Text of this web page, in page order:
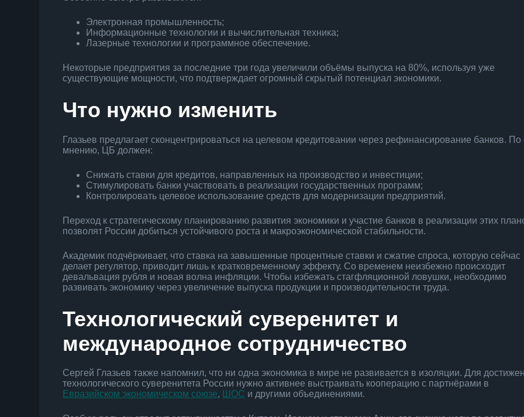
Электронная промышленность;
Информационные технологии и вычислительная техника;
Лазерные технологии и программное обеспечение.
Некоторые предприятия за последние три года увеличили объёмы выпуска на 80%, используя уже
существующие мощности, что подтверждает огромный скрытый потенциал экономики.
Что нужно изменить
Глазьев предлагает сконцентрироваться на целевом кредитовании через рефинансирование банков. По
мнению, ЦБ должен:
Снижать ставки для кредитов, направленных на производство и инвестиции;
Стимулировать банки участвовать в реализации государственных программ;
Контролировать целевое использование средств для модернизации предприятий.
Переход к стратегическому планированию развития экономики и участие банков в реализации этих
позволят России добиться устойчивого роста и макроэкономической стабильности.
Академик подчёркивает, что ставка на завышенные процентные ставки и сжатие спроса, которую сейчас
делает регулятор, приводит лишь к кратковременному эффекту. Со временем неизбежно происходит
девальвация рубля и новая волна инфляции. Чтобы избежать стагфляционной ловушки, необходимо
развивать экономику через увеличение выпуска продукции и производительности труда.
Технологический суверенитет и
международное сотрудничество
Сергей Глазьев также напомнил, что ни одна экономика в мире не развивается в изоляции. Для
технологического суверенитета России нужно активнее выстраивать кооперацию с партнёрами в
Евразийском экономическом союзе, ШОС и другими объединениями.